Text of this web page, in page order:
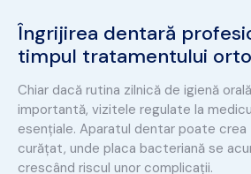
Îngrijirea dentară
timpul tratamentului
Chiar dacă rutina zilnică de igienă
importantă, vizitele regulate la
esențiale. Aparatul dentar poate crea
curățat, unde placa bacteriană se
crescând riscul unor complicații.